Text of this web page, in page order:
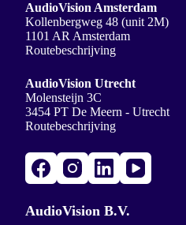
AudioVision Amsterdam
Kollenbergweg 48 (unit 2M)
1101 AR Amsterdam
Routebeschrijving
AudioVision Utrecht
Molensteijn 3C
3454 PT De Meern - Utrecht
Routebeschrijving
AudioVision B.V.